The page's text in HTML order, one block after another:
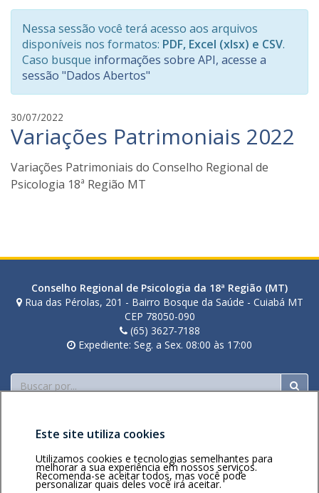
Nessa sessão você terá acesso aos arquivos
disponíveis nos formatos: PDF, Excel (xlsx) e CSV.
Caso busque informações sobre API, acesse a
sessão "Dados Abertos"
30/07/2022
a
b
a
z
Variações Patrimoniais 2022
Variações Patrimoniais do Conselho Regional de
Psicologia 18ª Região MT
Conselho Regional de Psicologia da 18ª Região (MT)
Rua das Pérolas, 201 - Bairro Bosque da Saúde - Cuiabá MT
CEP 78050-090
(65) 3627-7188
Expediente: Seg. a Sex. 08:00 às 17:00
Buscar
Área restritaPolítica de
Este site utiliza cookies
Utilizamos cookies e tecnologias semelhantes para
melhorar a sua experiência em nossos serviços.
Recomenda-se aceitar todos, mas você pode
personalizar quais deles você irá aceitar.